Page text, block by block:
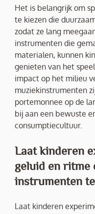
Het is belangrijk om
te kiezen die
zodat ze lang
instrumenten die
materialen, kunnen
genieten van het
impact op het milieu
muziekinstrumenten
portemonnee op de
bij aan een bewuste
consumptiecultuur.
Laat kinderen
geluid en ritme
instrumenten
Laat kinderen